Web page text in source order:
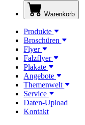
Warenkorb
Produkte
Broschüren
Flyer
Falzflyer
Plakate
Angebote
Themenwelt
Service
Daten-Upload
Kontakt